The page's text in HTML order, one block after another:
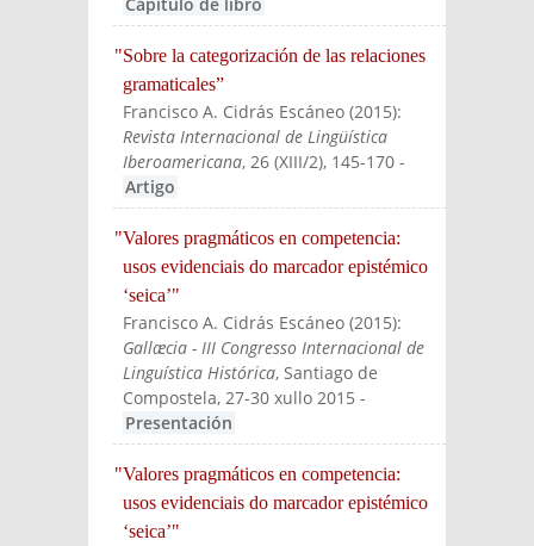
"Sobre la categorización de las relaciones
gramaticales”
Francisco A. Cidrás Escáneo (2015):
Revista Internacional de Lingüística
Iberoamericana, 26 (XIII/2), 145-170 -
Artigo
"Valores pragmáticos en competencia:
usos evidenciais do marcador epistémico
‘seica’"
Francisco A. Cidrás Escáneo (2015):
Gallæcia - III Congresso Internacional de
Linguística Histórica, Santiago de
Compostela, 27-30 xullo 2015 -
Presentación
"Valores pragmáticos en competencia:
usos evidenciais do marcador epistémico
‘seica’"